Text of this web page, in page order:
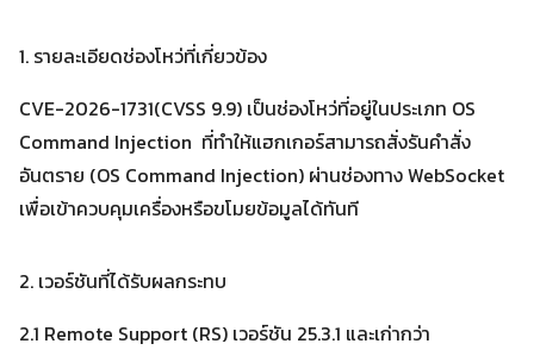
1. รายละเอียดช่องโหว่ที่เกี่ยวข้อง
CVE-2026-1731(CVSS 9.9) เป็นช่องโหว่ที่อยู่ในประเภท OS
Command Injection ที่ทำให้แฮกเกอร์สามารถสั่งรันคำสั่ง
อันตราย (OS Command Injection) ผ่านช่องทาง WebSocket
เพื่อเข้าควบคุมเครื่องหรือขโมยข้อมูลได้ทันที
2. เวอร์ชันที่ได้รับผลกระทบ
2.1 Remote Support (RS) เวอร์ชัน 25.3.1 และเก่ากว่า